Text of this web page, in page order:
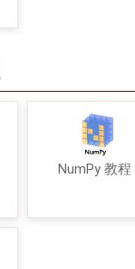
NumPy 教程